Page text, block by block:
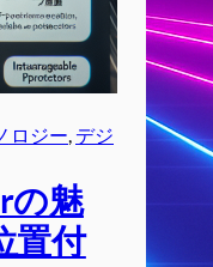
ロジー, デジ
の魅
置付